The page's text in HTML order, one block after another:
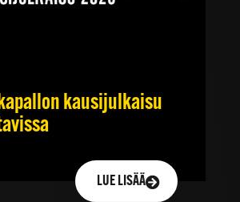
kausijulkaisu
LUE LISÄÄ